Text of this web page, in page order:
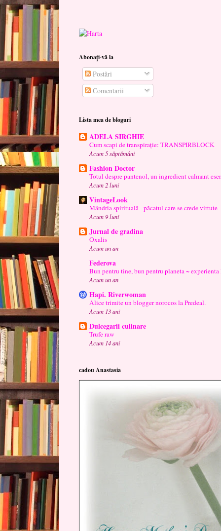
Abonați-vă la
Postări
Comentarii
Lista mea de bloguri
ADELA SIRGHIE
Cum scapi de transpirație: TRANSPIRBLOCK
Acum 5 săptămâni
Fashion Doctor
Totul despre pantenol, un ingredient calmant
Acum 2 luni
VintageLook
Mândria spirituală - păcatul care se crede virtute
Acum 9 luni
Jurnal de gradina
Oxalis
Acum un an
Federova
Bun pentru tine, bun pentru planeta ~ experienta
Acum un an
Hapi. Riverwoman
Alice trimite un blogger norocos la Predeal.
Acum 13 ani
Dulcegarii culinare
Trufe raw
Acum 14 ani
cadou Anastasia